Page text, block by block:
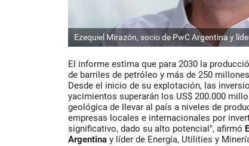
Ezequiel Mirazón, socio de PwC Argentina y
El informe estima que para 2030 la
de barriles de petróleo y más de 250
Desde el inicio de su explotación, las
yacimientos superarán los US$ 200.000
geológica de llevar al país a niveles de
empresas locales e internacionales por
significativo, dado su alto potencial", afirmó
Argentina y líder de Energía, Utilities y